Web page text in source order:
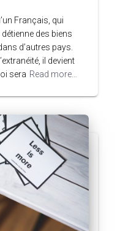
Français, qui
des biens
d’autres pays.
il devient
sera Read more…